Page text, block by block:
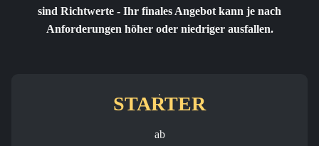
sind Richtwerte - Ihr finales Angebot kann je nach
Anforderungen höher oder niedriger ausfallen.
STARTER
ab